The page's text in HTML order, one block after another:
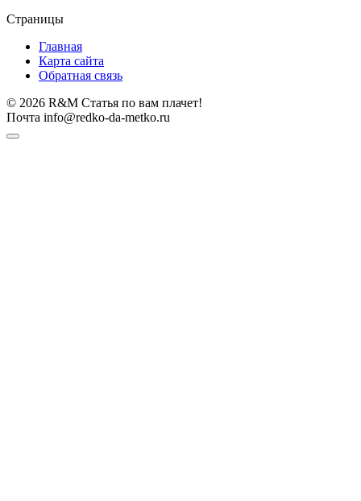
Страницы
Главная
Карта сайта
Обратная связь
© 2026 R&M Статья по вам плачет!
Почта info@redko-da-metko.ru